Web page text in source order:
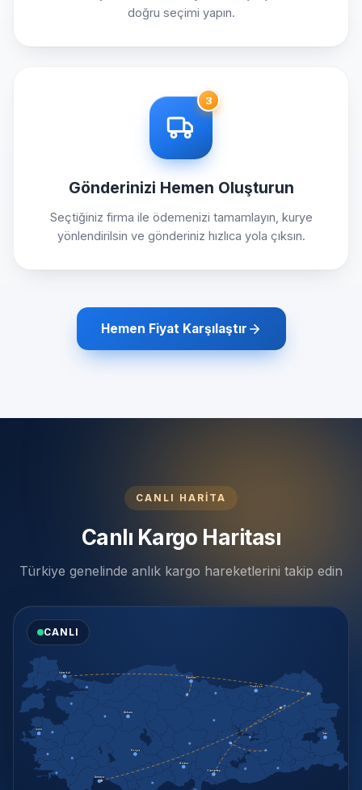
doğru seçimi yapın.
3
Gönderinizi Hemen Oluşturun
Seçtiğiniz firma ile ödemenizi tamamlayın, kurye
yönlendirilsin ve gönderiniz hızlıca yola çıksın.
Hemen Fiyat Karşılaştır
CANLI HARİTA
Canlı Kargo Haritası
Türkiye genelinde anlık kargo hareketlerini takip edin
CANLI
İstanbul
Ankara
İzmir
Adana
Antalya
Samsun
Trabzon
Gaziantep
Van
Konya